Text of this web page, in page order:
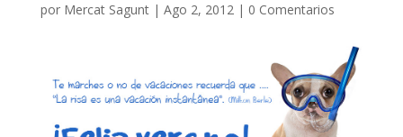
por Mercat Sagunt| Ago 2, 2012| 0 Comentarios